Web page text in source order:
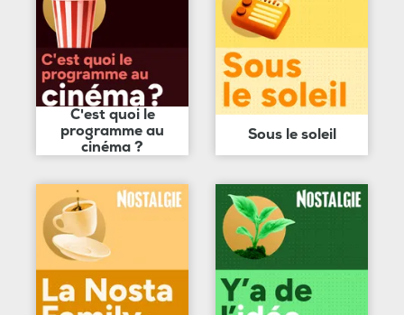
C'est quoi le
programme au
cinéma ?
Sous le soleil